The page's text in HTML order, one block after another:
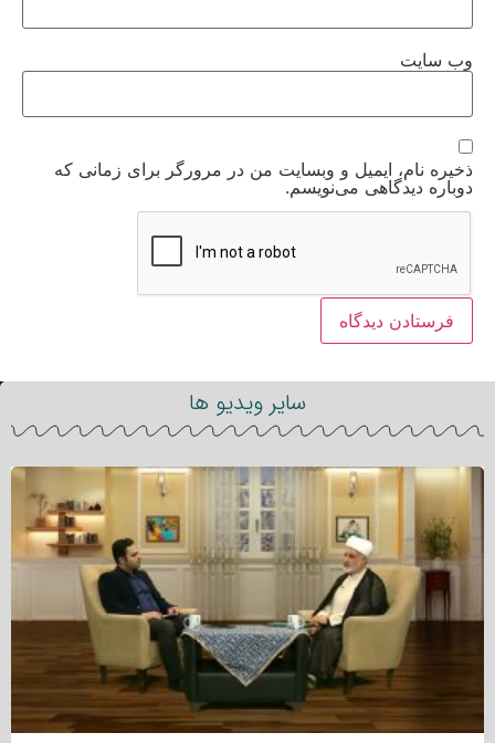
وب‌ سایت
ذخیره نام، ایمیل و وبسایت من در مرورگر برای زمانی که
دوباره دیدگاهی می‌نویسم.
سایر ویدیو ها